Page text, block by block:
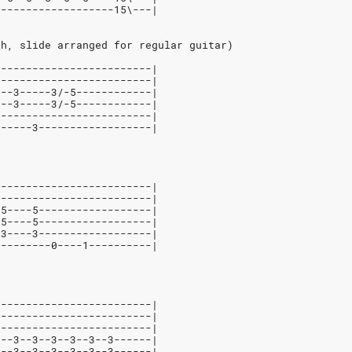
15\---|
slide arranged for regular guitar)
|
|
3-----3/-5------------|
3-----3/-5------------|
|
3------------------|
|
|
5------------------|
5------------------|
3------------------|
0----1----------|
|
|
|
3--3--3--3--3--3------|